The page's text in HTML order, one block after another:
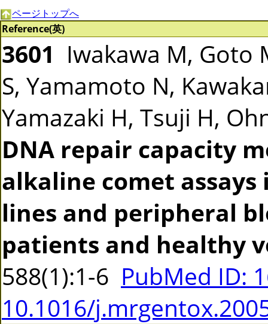
ページトップへ
Reference(英)
3601 Iwakawa M, Goto
S, Yamamoto N,
Yamazaki H, Tsuji H,
DNA repair capacity
alkaline comet
lines and peripheral
patients and healthy
588(1):1-6 PubMed ID:
10.1016/